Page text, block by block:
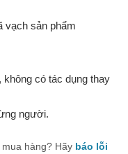
vạch sản phẩm
có tác dụng thay
người.
hàng? Hãy báo lỗi